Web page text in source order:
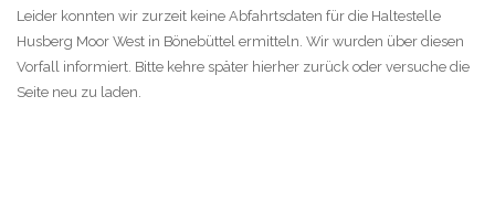
Leider konnten wir zurzeit keine Abfahrtsdaten für die Haltestelle
Husberg Moor West in Bönebüttel ermitteln. Wir wurden über diesen
Vorfall informiert. Bitte kehre später hierher zurück oder versuche die
Seite neu zu laden.